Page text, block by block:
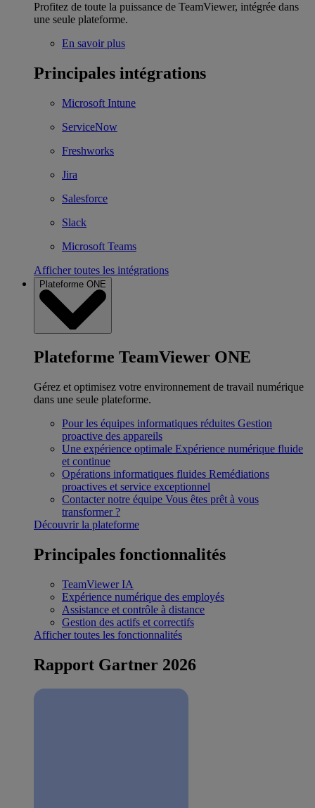
Profitez de toute la puissance de TeamViewer, intégrée dans
une seule plateforme.
En savoir plus
Principales intégrations
Microsoft Intune
ServiceNow
Freshworks
Jira
Salesforce
Slack
Microsoft Teams
Afficher toutes les intégrations
Plateforme ONE
Plateforme TeamViewer ONE
Gérez et optimisez votre environnement de travail numérique
dans une seule plateforme.
Pour les équipes informatiques réduites Gestion
proactive des appareils
Une expérience optimale Expérience numérique fluide
et continue
Opérations informatiques fluides Remédiations
proactives et service exceptionnel
Contacter notre équipe Vous êtes prêt à vous
transformer ?
Découvrir la plateforme
Principales fonctionnalités
TeamViewer IA
Expérience numérique des employés
Assistance et contrôle à distance
Gestion des actifs et correctifs
Afficher toutes les fonctionnalités
Rapport Gartner 2026